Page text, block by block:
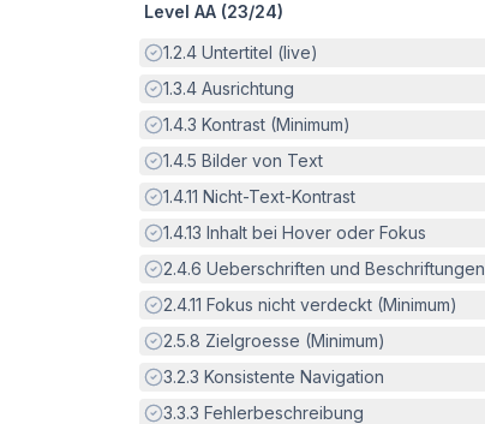
Level AA (23/24)
Erfüllt:
1.2.4 Untertitel (live)
Erfüllt:
1.3.4 Ausrichtung
Erfüllt:
1.4.3 Kontrast (Minimum)
Erfüllt:
1.4.5 Bilder von Text
Erfüllt:
1.4.11 Nicht-Text-Kontrast
Erfüllt:
1.4.13 Inhalt bei Hover oder Fokus
Erfüllt:
2.4.6 Ueberschriften und Beschriftungen
Erfüllt:
2.4.11 Fokus nicht verdeckt (Minimum)
Erfüllt:
2.5.8 Zielgroesse (Minimum)
Erfüllt:
3.2.3 Konsistente Navigation
Erfüllt:
3.3.3 Fehlerbeschreibung